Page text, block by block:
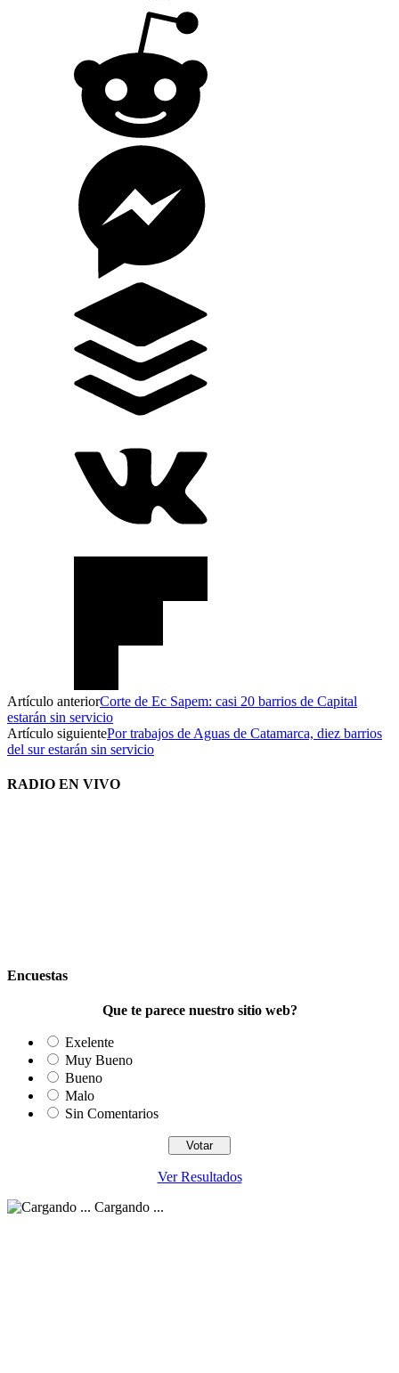
Artículo anteriorCorte de Ec Sapem: casi 20 barrios de Capital
estarán sin servicio
Artículo siguientePor trabajos de Aguas de Catamarca, diez barrios
del sur estarán sin servicio
RADIO EN VIVO
Encuestas
Que te parece nuestro sitio web?
Exelente
Muy Bueno
Bueno
Malo
Sin Comentarios
Ver Resultados
Cargando ...